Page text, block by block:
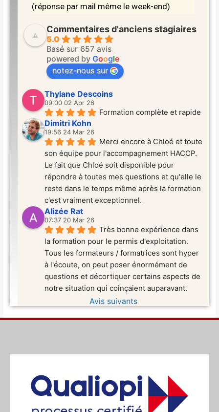
(réponse par mail même le week-end)
Commentaires d'anciens stagiaires
5.0
Basé sur 657 avis
powered by Google
notez-nous sur
Thylane Descoins
09:00 02 Apr 26
Formation complète et rapide
Dimitri Kohn
19:56 24 Mar 26
Merci encore à Chloé et toute
son équipe pour l'accompagnement HACCP.
Le fait que Chloé soit disponible pour
répondre à toutes mes questions et qu'elle le
reste dans le temps même après la formation
c'est vraiment exceptionnel.
Alizée Rat
07:37 20 Mar 26
Très bonne expérience dans
la formation pour le permis d'exploitation.
Tous les formateurs / formatrices sont hyper
à l'écoute, on peut poser énormément de
questions et décortiquer certains aspects de
notre situation qui coinçaient auparavant.
Avis suivants